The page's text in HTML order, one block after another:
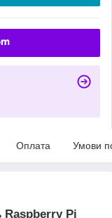
Оплата Умови
Raspberry Pi